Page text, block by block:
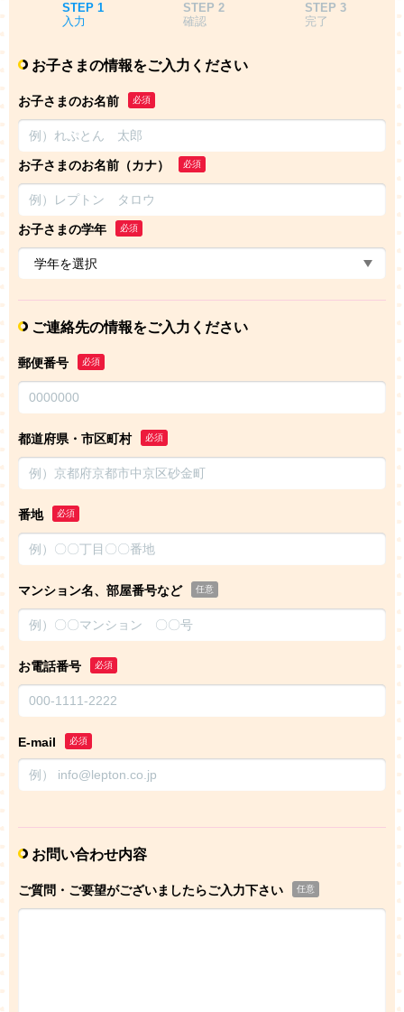
STEP 1
入力
STEP 2
確認
STEP 3
完了
お子さまの情報をご入力ください
お子さまのお名前 必須
お子さまのお名前（カナ） 必須
お子さまの学年 必須
ご連絡先の情報をご入力ください
郵便番号 必須
都道府県・市区町村 必須
番地 必須
マンション名、部屋番号など 任意
お電話番号 必須
E-mail 必須
お問い合わせ内容
ご質問・ご要望がございましたらご入力下さい 任意